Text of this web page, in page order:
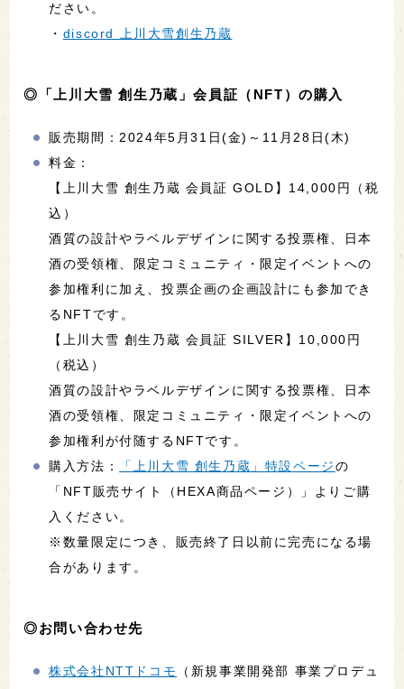
ださい。
・ discord 上川大雪創生乃蔵
◎「上川大雪 創生乃蔵」会員証（NFT）の購入
販売期間：2024年5月31日(金)～11月28日(木)
料金：
【上川大雪 創生乃蔵 会員証 GOLD】14,000円（税
込）
酒質の設計やラベルデザインに関する投票権、日本
酒の受領権、限定コミュニティ・限定イベントへの
参加権利に加え、投票企画の企画設計にも参加でき
るNFTです。
【上川大雪 創生乃蔵 会員証 SILVER】10,000円
（税込）
酒質の設計やラベルデザインに関する投票権、日本
酒の受領権、限定コミュニティ・限定イベントへの
参加権利が付随するNFTです。
購入方法：
「上川大雪 創生乃蔵」特設ページの
「NFT販売サイト（HEXA商品ページ）」よりご購
入ください。
※数量限定につき、販売終了日以前に完売になる場
合があります。
◎お問い合わせ先
株式会社NTTドコモ （新規事業開発部 事業プロデュ